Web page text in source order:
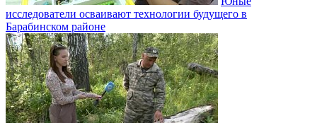
исследователи осваивают технологии будущего в
Барабинском районе